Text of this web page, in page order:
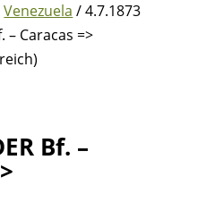
Venezuela / 4.7.1873
– Caracas =>
Bf. –